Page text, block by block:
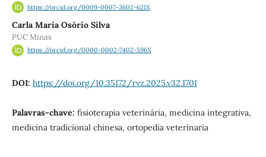
https://orcid.org/0009-0007-3602-621X
Carla Maria Osório Silva
PUC Minas
https://orcid.org/0000-0002-7402-596X
DOI: https://doi.org/10.35172/rvz.2025.v32.1701
Palavras-chave: fisioterapia veterinária, medicina integrativa,
medicina tradicional chinesa, ortopedia veterinaria